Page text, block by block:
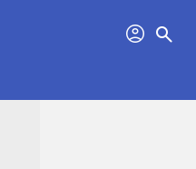
profil search